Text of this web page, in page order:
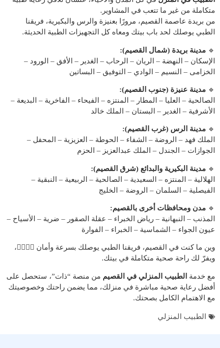
متكاملة من غير ما تتعب في المشاوير.
من بريدة عاصمة القصيم، مرورًا بعنيزة والرس والبكيرية، فريقنا
الطبي يوصلك لحد باب بيتك ومعاه كل التجهيزات الطبية الحديثة.
🔹 مدينة بريدة (شمال القصيم):
الإسكان – النهضة – الريان – الرحاب – الغدير – الأفق – الورود –
الخزامى – النسيم – الوادي – التوفيق – البساتين
🔹 مدينة عنيزة (جنوب القصيم):
الصالحية – العليا – المطار – المنتزه – الفيحاء – الفاخرية – البديعة –
الأشرفية – الغدير – البستان – الملك خالد
🔹 مدينة الرس (غرب القصيم):
الملك فهد – الروضة – الشفاء – الحوطة – العزيزية – المحفل –
الجوازات – الجندل – الملك عبدالعزيز – الحزم
🔹 مدينة البكيرية والبدائع (شرق القصيم):
الهلالية – المنتزه – السعيدية – الصالحية – الربيعية – النبقية –
الفيصلية – السلمان – الروضة – الخليج
🔹 مدن ومحافظات أخرى بالقصيم:
المذنب – النبهانية – رياض الخبراء – عقلة الصقور – ضرية – الأسياح –
عيون الجواء – الشماسية – الخبراء – الفوارة
وين ما كنت في القصيم، فريقنا الطبي يوصلك بسرعة وأمان 👩‍⚕️👨‍⚕️،
ويفرّ لك راحة صحية متكاملة في بيتك.
مع خدمة الطبيب المنزلي في القصيم من منصة “ذات”، ستحصل على
أفضل رعاية صحية مباشرة في منزلك، مما يضمن راحتك وخصوصيتك
مع الاهتمام الكامل بصحتك.
الطبيب المنزلي